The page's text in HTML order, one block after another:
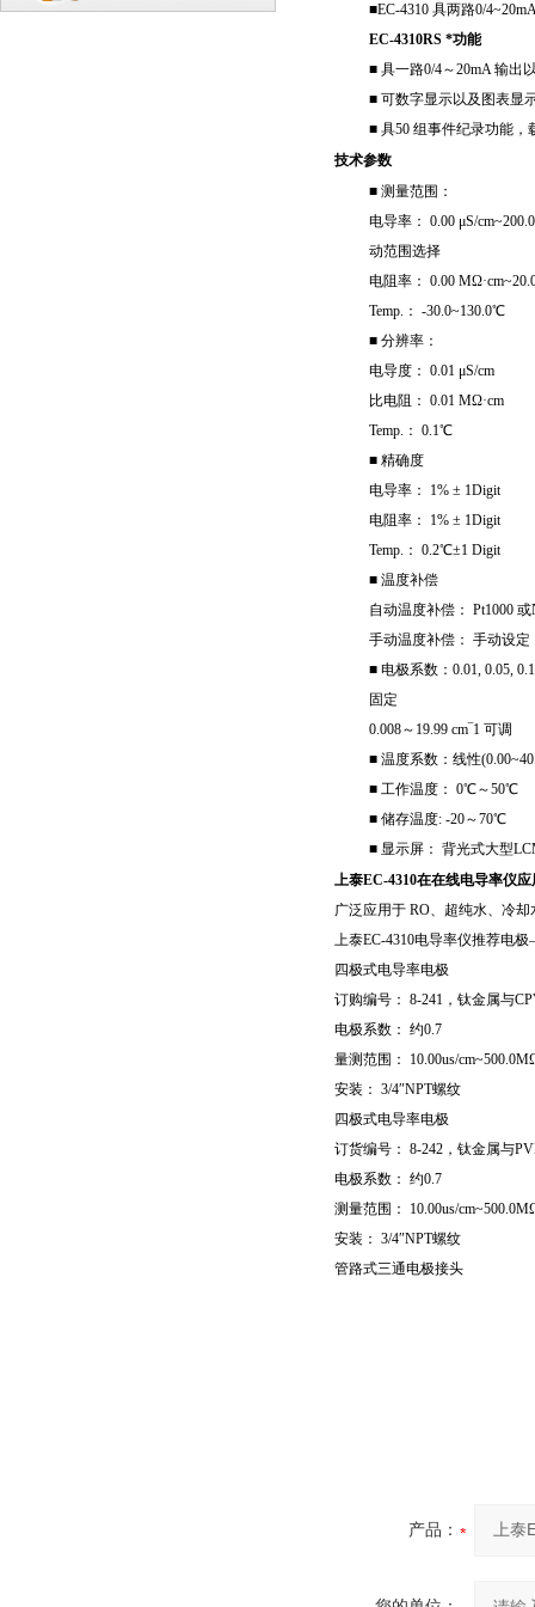
■EC-4310 具两路0/
EC-4310RS*功能
■ 具一路0/4～20mA 输出
■ 可数字显示以及图表显
■ 具50 组事件纪录功能
技术参数
■ 测量范围：
电导率： 0.00 μS/
动范围选择
电阻率： 0.00
Temp.： -30.0~130.0℃
■ 分辨率：
电导度： 0.01 μS/cm
比电阻： 0.01 MΩ·cm
Temp.： 0.1℃
■ 精确度
电导率： 1% ± 1Digit
电阻率： 1% ± 1Digit
Temp.： 0.2℃±1 Digit
■ 温度补偿
自动温度补偿： Pt1000
手动温度补偿： 手动设定
■ 电极系数：0.01, 0.05,
固定
0.008～19.99 cm‾1 可调
■ 温度系数：线性
■ 工作温度： 0℃～50℃
■ 储存温度: -20～70℃
■ 显示屏： 背光式大型
上泰EC-4310在在线电导率仪应
广泛应用于 RO、超纯水、冷
上泰EC-4310电导率仪推荐电
四极式电导率电极
订购编号： 8-241 ，钛金属与
电极系数： 约0.7
量测范围：
10.00us/
安装： 3/4″NPT螺纹
四极式电导率电极
订货编号： 8-242 ，钛金属与
电极系数： 约0.7
测量范围：
10.00us/
安装： 3/4″NPT螺纹
管路式三通电极接头
产品：